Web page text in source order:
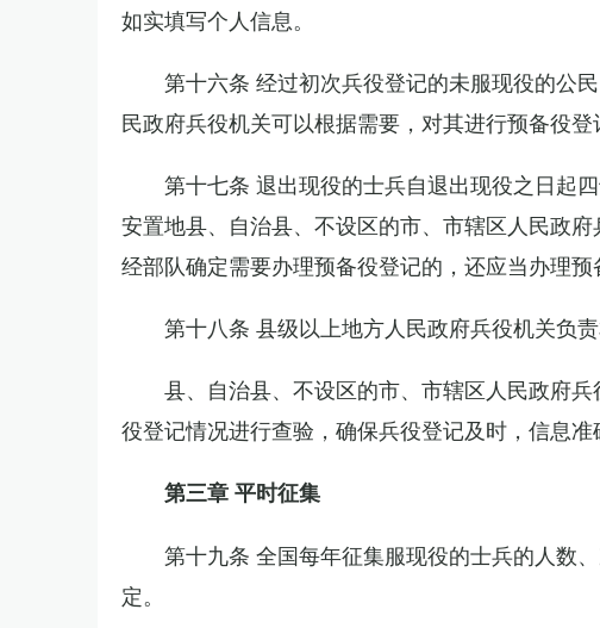
如实填写个人信息。
第十六条 经过初次兵役登记的未服现役的公
民政府兵役机关可以根据需要，对其进行预备役登
第十七条 退出现役的士兵自退出现役之日起
安置地县、自治县、不设区的市、市辖区人民政
经部队确定需要办理预备役登记的，还应当办理预
第十八条 县级以上地方人民政府兵役机关负
县、自治县、不设区的市、市辖区人民政府
役登记情况进行查验，确保兵役登记及时，信息准
第三章 平时征集
第十九条 全国每年征集服现役的士兵的人数
定。